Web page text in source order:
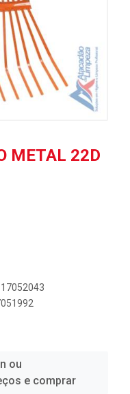
METAL 22D
ou
e comprar